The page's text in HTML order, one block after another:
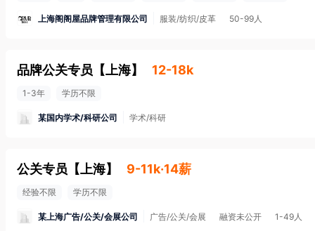
上海阁阁屋品牌管理有限公司 服装/纺织/皮革 50-99人
品牌公关专员 【 上海】 12-18k
1-3年 学历不限
某国内学术/科研公司 学术/科研
公关专员 【 上海】 9-11k·14薪
经验不限 学历不限
某上海广告/公关/会展公司 广告/公关/会展 融资未公开 1-49人